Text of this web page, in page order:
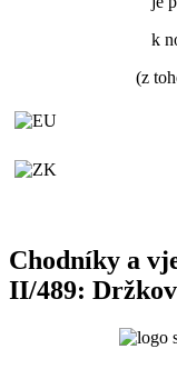
k
(z
Chodníky a
II/489: